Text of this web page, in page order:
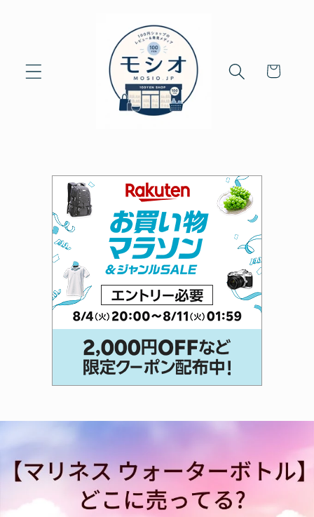
Cart